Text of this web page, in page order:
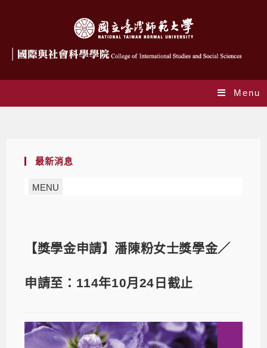
Menu
最新消息
MENU
【獎學金申請】潘陳粉女士獎學金／
申請至：114年10月24日截止